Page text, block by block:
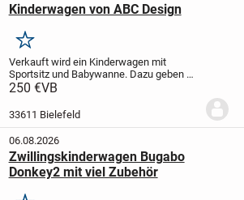
Kinderwagen von ABC Design
Merken
Verkauft wird ein Kinderwagen mit
Sportsitz und Babywanne. Dazu geben wir
außerdem einen Regenschutz und
direkt zu befestigenden.
250 €VB
33611 Bielefeld
06.08.2026
Zwillingskinderwagen Bugabo
Donkey2 mit viel Zubehör